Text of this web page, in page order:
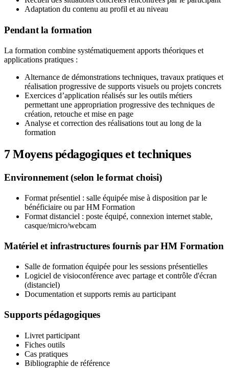
Adaptation du contenu au profil et au niveau
Pendant la formation
La formation combine systématiquement apports théoriques et
applications pratiques :
Alternance de démonstrations techniques, travaux pratiques et
réalisation progressive de supports visuels ou projets concrets
Exercices d’application réalisés sur les outils métiers
permettant une appropriation progressive des techniques de
création, retouche et mise en page
Analyse et correction des réalisations tout au long de la
formation
7Moyens pédagogiques et techniques
Environnement (selon le format choisi)
Format présentiel : salle équipée mise à disposition par le
bénéficiaire ou par HM Formation
Format distanciel : poste équipé, connexion internet stable,
casque/micro/webcam
Matériel et infrastructures fournis par HM Formation
Salle de formation équipée pour les sessions présentielles
Logiciel de visioconférence avec partage et contrôle d'écran
(distanciel)
Documentation et supports remis au participant
Supports pédagogiques
Livret participant
Fiches outils
Cas pratiques
Bibliographie de référence